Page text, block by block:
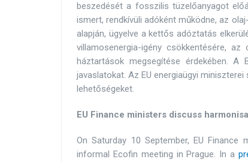
beszedését a fosszilis tüzelőanyagot
ismert, rendkívüli adóként működne, az
alapján, ügyelve a kettős adóztatás
villamosenergia-igény csökkentésére,
háztartások megsegítése érdekében. A
javaslatokat. Az EU energiaügyi
lehetőségeket.
EU Finance ministers discuss
On Saturday 10 September, EU Finance
informal Ecofin meeting in Prague. In a